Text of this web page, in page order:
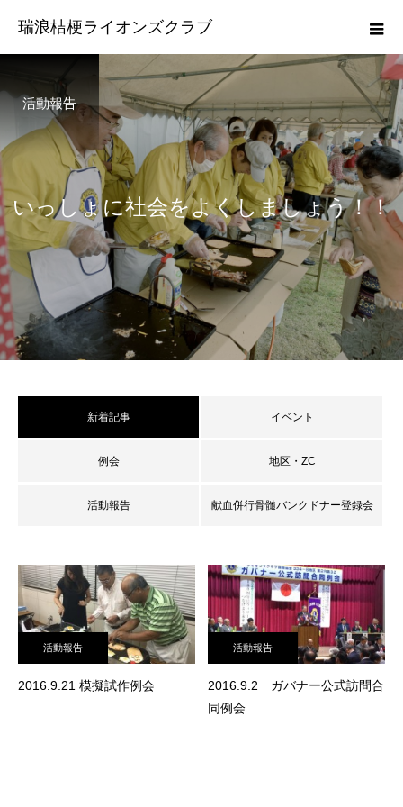
瑞浪桔梗ライオンズクラブ
活動報告
いっしょに社会をよくしましょう！！
新着記事 イベント
例会 地区・ZC
活動報告 献血併行骨髄バンクドナー登録会
活動報告
2016.9.21 模擬試作例会
活動報告
2016.9.2 ガバナー公式訪問合
同例会